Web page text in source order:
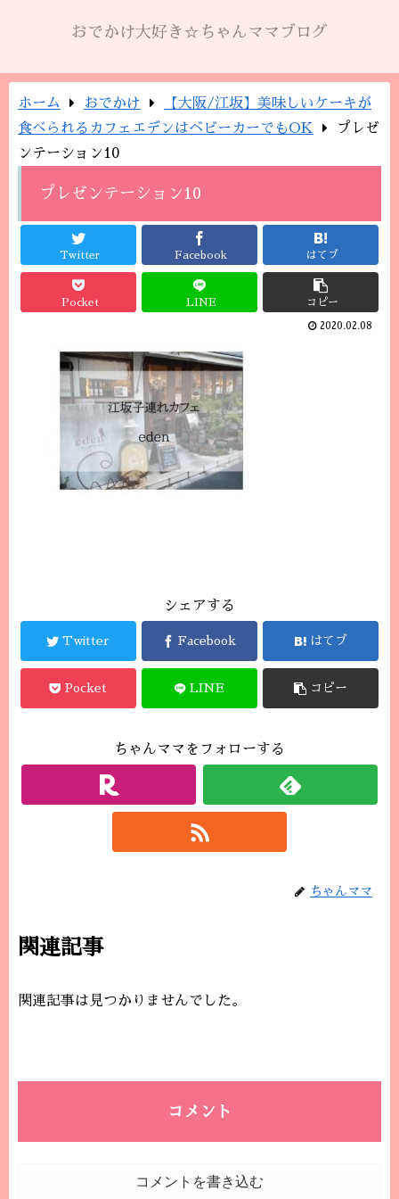
おでかけ大好き☆ちゃんママブログ
ホーム おでかけ
【大阪/江坂】美味しいケーキが
食べられるカフェエデンはベビーカーでもOK
プレゼ
ンテーション10
プレゼンテーション10
Twitter Facebook はてブ
Pocket LINE コピー
2020.02.08
シェアする
Twitter Facebook はてブ
Pocket LINE コピー
ちゃんママをフォローする
ちゃんママ
関連記事
関連記事は見つかりませんでした。
コメント
コメントを書き込む